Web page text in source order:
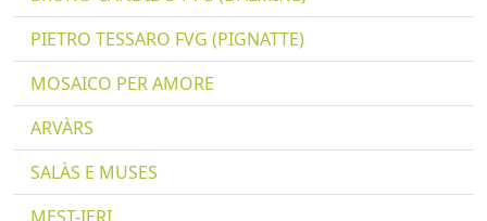
PIETRO TESSARO FVG (PIGNATTE)
MOSAICO PER AMORE
ARVÀRS
SALÀS E MUSES